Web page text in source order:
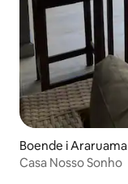
Boende i Araruama
Casa Nosso Sonho